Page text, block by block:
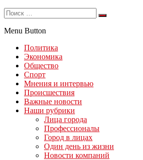
Menu Button
Политика
Экономика
Общество
Спорт
Мнения и интервью
Происшествия
Важные новости
Наши рубрики
Лица города
Профессионалы
Город в лицах
Один день из жизни
Новости компаний